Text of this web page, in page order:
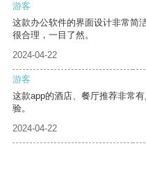
游客
这款办公软件的界面设计非常简
很合理，一目了然。
2024-04-22
游客
这款app的酒店、餐厅推荐非常
验。
2024-04-22